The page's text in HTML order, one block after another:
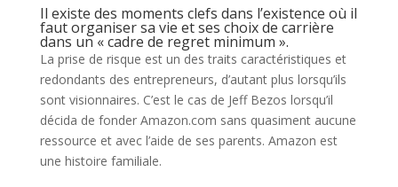
Il existe des moments clefs dans l’existence où il
faut organiser sa vie et ses choix de carrière
dans un « cadre de regret minimum ».
La prise de risque est un des traits caractéristiques et
redondants des entrepreneurs, d’autant plus lorsqu’ils
sont visionnaires. C’est le cas de Jeff Bezos lorsqu’il
décida de fonder Amazon.com sans quasiment aucune
ressource et avec l’aide de ses parents. Amazon est
une histoire familiale.